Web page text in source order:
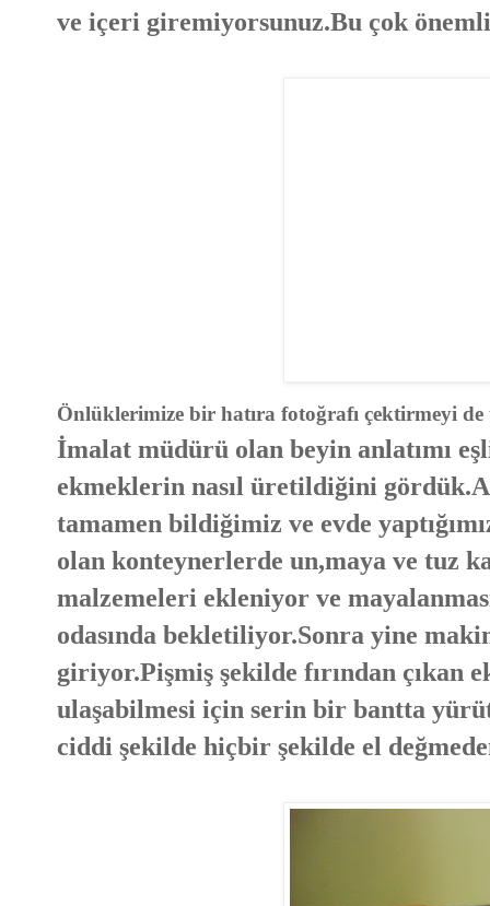
ve içeri giremiyorsunuz.Bu çok
Önlüklerimize bir hatıra fotoğrafı çektirmeyi de
İmalat müdürü olan beyin anlatımı
ekmeklerin nasıl üretildiğini
tamamen bildiğimiz ve evde
olan konteynerlerde un,maya ve tuz
malzemeleri ekleniyor ve
odasında bekletiliyor.Sonra yine
giriyor.Pişmiş şekilde fırından çıkan
ulaşabilmesi için serin bir bantta
ciddi şekilde hiçbir şekilde el